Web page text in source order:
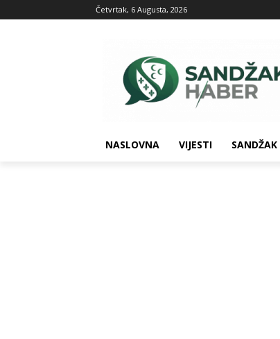
Četvrtak, 6 Augusta, 2026
NASLOVNA VIJESTI SANDŽAK